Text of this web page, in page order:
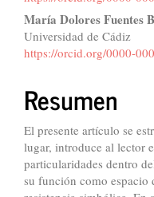
del
artículo
María Dolores Fuentes
Universidad de Cádiz
https://orcid.org/0000-
Resumen
El presente artículo se
lugar, introduce al lector
particularidades dentro
su función como espacio